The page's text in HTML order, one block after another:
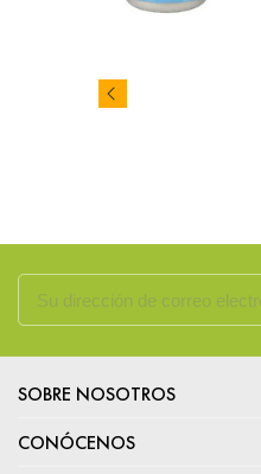
SOBRE NOSOTROS
CONÓCENOS